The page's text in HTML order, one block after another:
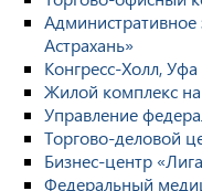
Астрахань»
Конгресс-Холл, Уфа
Жилой комплекс на
Управление
Торгово-деловой
Бизнес-центр
Федеральный